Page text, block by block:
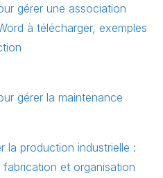
gérer une association
à télécharger, exemples
gérer la maintenance
la production industrielle :
et organisation